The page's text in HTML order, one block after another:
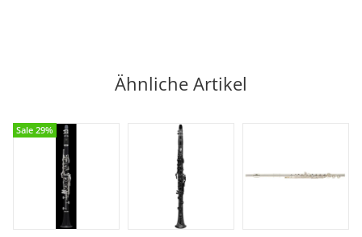
Ähnliche Artikel
Sale 29%